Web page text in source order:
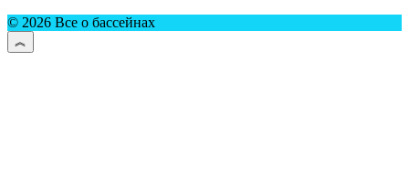
© 2026 Все о бассейнах